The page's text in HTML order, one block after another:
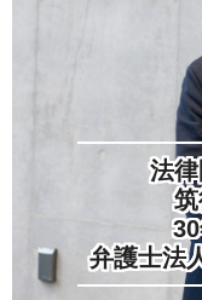
法
弁護士法